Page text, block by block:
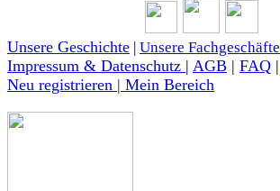
Unsere Geschichte Unsere Fachgeschäfte
Impressum & Datenschutz | AGB | FAQ |
Neu registrieren | Mein Bereich